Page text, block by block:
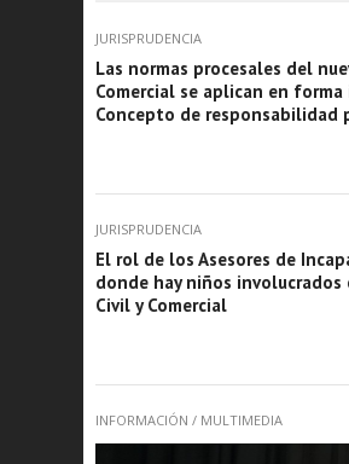
JURISPRUDENCIA
Las normas procesales del
Comercial se aplican en
Concepto de responsabilidad
JURISPRUDENCIA
El rol de los Asesores de
donde hay niños involucrados
Civil y Comercial
INFORMACIÓN / MULTIMEDIA